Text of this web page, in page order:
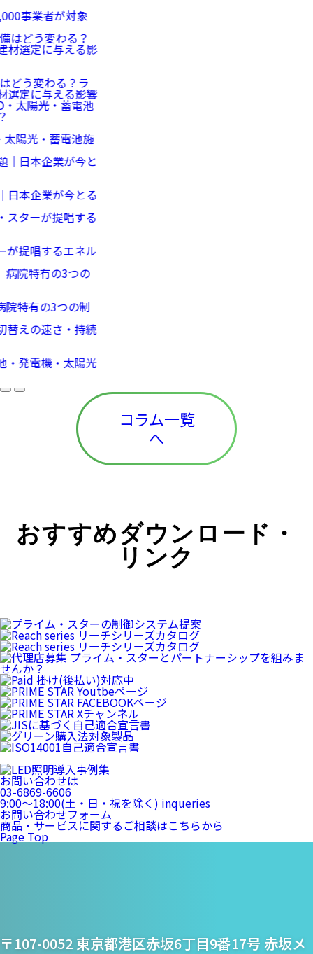
対象
？ラ
る影響
電池施
今とる
エネル
の制
太陽光
コラム一覧
へ
おすすめダウンロード・
リンク
お問い合わせは
03-6869-6606
9:00〜18:00(土・日・祝を除く) inqueries
お問い合わせフォーム
商品・サービスに関するご相談はこちらから
Page Top
プライム・スター株式
〒107-0052 東京都港区赤坂6丁目9番17号 赤坂メ